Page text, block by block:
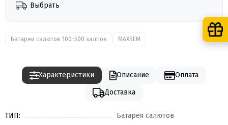
Выбрать
Батареи салютов 100-500 залпов MAXSEM
Характеристики Описание
Оплата
Доставка
ТИП:
Батарея салютов